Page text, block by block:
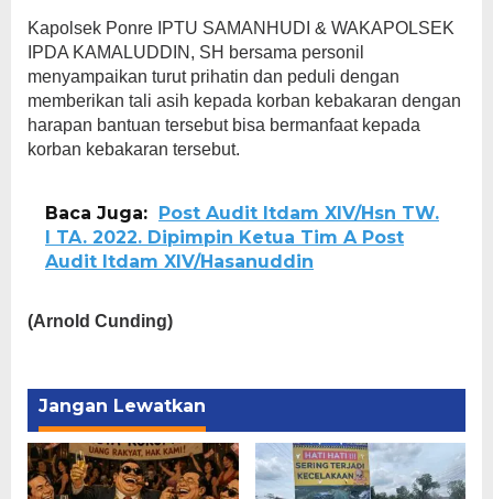
Kapolsek Ponre IPTU SAMANHUDI & WAKAPOLSEK
IPDA KAMALUDDIN, SH bersama personil
menyampaikan turut prihatin dan peduli dengan
memberikan tali asih kepada korban kebakaran dengan
harapan bantuan tersebut bisa bermanfaat kepada
korban kebakaran tersebut.
Baca Juga:
Post Audit Itdam XIV/Hsn TW.
I TA. 2022. Dipimpin Ketua Tim A Post
Audit Itdam XIV/Hasanuddin
(Arnold Cunding)
Jangan Lewatkan